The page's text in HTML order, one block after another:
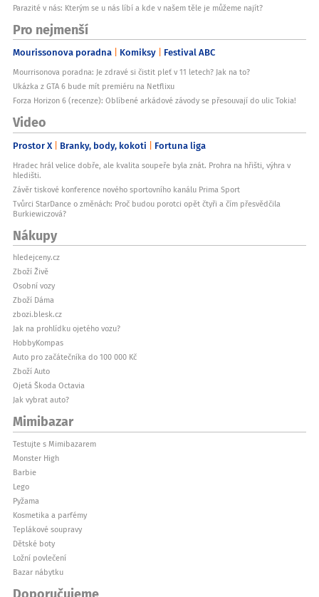
Parazité v nás: Kterým se u nás líbí a kde v našem těle je můžeme najít?
Pro nejmenší
Mourissonova poradna Komiksy Festival ABC
Mourrisonova poradna: Je zdravé si čistit pleť v 11 letech? Jak na to?
Ukázka z GTA 6 bude mít premiéru na Netflixu
Forza Horizon 6 (recenze): Oblíbené arkádové závody se přesouvají do ulic Tokia!
Video
Prostor X Branky, body, kokoti Fortuna liga
Hradec hrál velice dobře, ale kvalita soupeře byla znát. Prohra na hřišti, výhra v
hledišti.
Závěr tiskové konference nového sportovního kanálu Prima Sport
Tvůrci StarDance o změnách: Proč budou porotci opět čtyři a čím přesvědčila
Burkiewiczová?
Nákupy
hledejceny.cz
Zboží Živě
Osobní vozy
Zboží Dáma
zbozi.blesk.cz
Jak na prohlídku ojetého vozu?
HobbyKompas
Auto pro začátečníka do 100 000 Kč
Zboží Auto
Ojetá Škoda Octavia
Jak vybrat auto?
Mimibazar
Testujte s Mimibazarem
Monster High
Barbie
Lego
Pyžama
Kosmetika a parfémy
Teplákové soupravy
Dětské boty
Ložní povlečení
Bazar nábytku
Doporučujeme